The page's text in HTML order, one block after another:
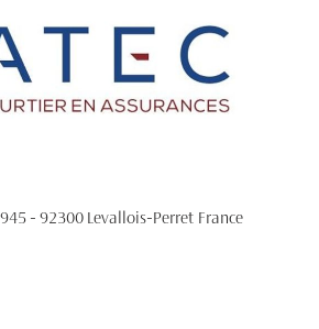
- 92300 Levallois-Perret France